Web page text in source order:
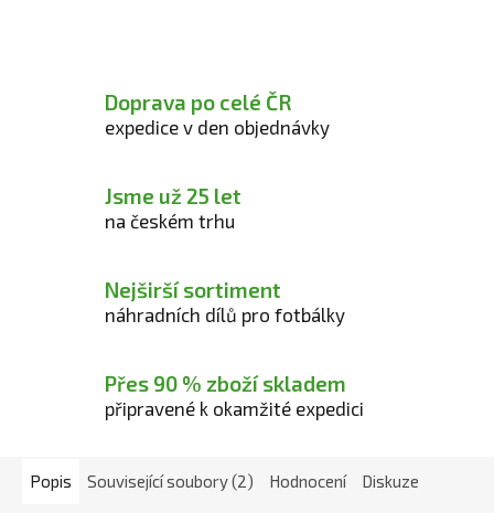
Doprava po celé ČR
expedice v den objednávky
Jsme už 25 let
na českém trhu
Nejširší sortiment
náhradních dílů pro fotbálky
Přes 90 % zboží skladem
připravené k okamžité expedici
Popis Související soubory (2) Hodnocení Diskuze